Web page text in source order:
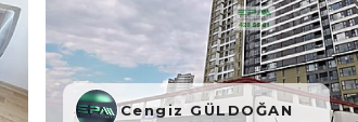
Cengiz GÜLDOĞAN